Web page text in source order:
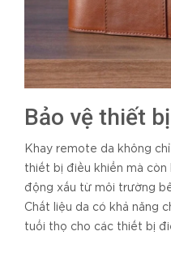
Bảo vệ thiết
Khay remote da không
thiết bị điều khiển mà
động xấu từ môi trường
Chất liệu da có khả năng
tuổi thọ cho các thiết bị